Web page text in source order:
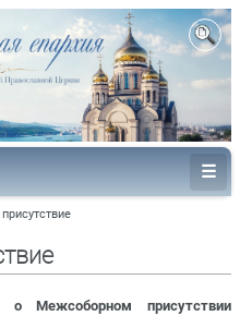
Межсоборном присутствии